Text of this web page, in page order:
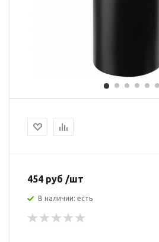
454 руб /шт
В наличии: есть